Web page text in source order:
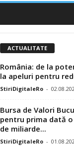
ACTUALITATE
România: de la
la apeluri pentru
StiriDigitaleRo -
Bursa de Valori
pentru prima dată
de miliarde...
StiriDigitaleRo -